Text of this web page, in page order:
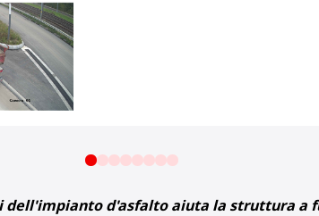
dell'impianto d'asfalto aiuta la struttura a